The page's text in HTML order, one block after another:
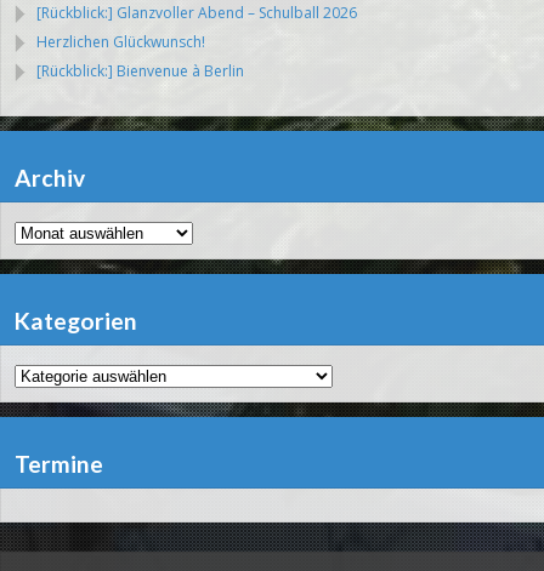
[Rückblick:] Glanzvoller Abend – Schulball 2026
Herzlichen Glückwunsch!
[Rückblick:] Bienvenue à Berlin
Archiv
Archiv
Kategorien
Kategorien
Termine